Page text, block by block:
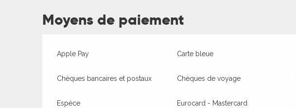
Moyens de paiement
Apple Pay Carte bleue
Chèques bancaires et postaux Chèques de voyage
Espèce Eurocard - Mastercard